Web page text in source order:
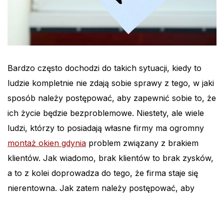
Bardzo często dochodzi do takich sytuacji, kiedy to
ludzie kompletnie nie zdają sobie sprawy z tego, w jaki
sposób należy postępować, aby zapewnić sobie to, że
ich życie będzie bezproblemowe. Niestety, ale wiele
ludzi, którzy to posiadają własne firmy ma ogromny
montaż okien gdynia problem związany z brakiem
klientów. Jak wiadomo, brak klientów to brak zysków,
a to z kolei doprowadza do tego, że firma staje się
nierentowna. Jak zatem należy postępować, aby